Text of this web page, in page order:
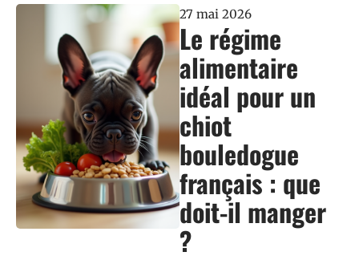
27 mai 2026
Le régime
alimentaire
idéal pour un
chiot
bouledogue
français : que
doit-il manger
?